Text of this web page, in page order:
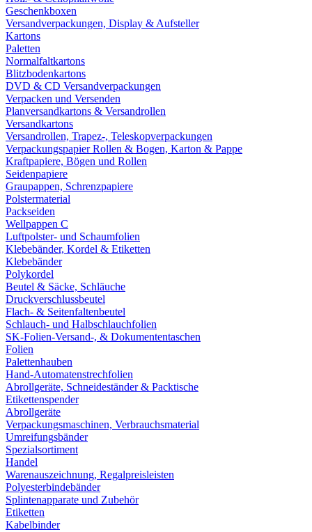
Geschenkboxen
Versandverpackungen, Display & Aufsteller
Kartons
Paletten
Normalfaltkartons
Blitzbodenkartons
DVD & CD Versandverpackungen
Verpacken und Versenden
Planversandkartons & Versandrollen
Versandkartons
Versandrollen, Trapez-, Teleskopverpackungen
Verpackungspapier Rollen & Bogen, Karton & Pappe
Kraftpapiere, Bögen und Rollen
Seidenpapiere
Graupappen, Schrenzpapiere
Polstermaterial
Packseiden
Wellpappen C
Luftpolster- und Schaumfolien
Klebebänder, Kordel & Etiketten
Klebebänder
Polykordel
Beutel & Säcke, Schläuche
Druckverschlussbeutel
Flach- & Seitenfaltenbeutel
Schlauch- und Halbschlauchfolien
SK-Folien-Versand-, & Dokumententaschen
Folien
Palettenhauben
Hand-Automatenstrechfolien
Abrollgeräte, Schneideständer & Packtische
Etikettenspender
Abrollgeräte
Verpackungsmaschinen, Verbrauchsmaterial
Umreifungsbänder
Spezialsortiment
Handel
Warenauszeichnung, Regalpreisleisten
Polyesterbindebänder
Splintenapparate und Zubehör
Etiketten
Kabelbinder